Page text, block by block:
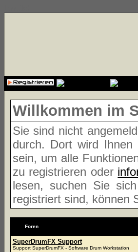
Willkommen im
Sie sind nicht
durch. Dort wird
sein, um alle
zu registrieren oder
lesen, suchen Sie
registriert sind, können
Foren
SuperDrumFX Support
Support SuperDrumFX - Software Drum Workstation